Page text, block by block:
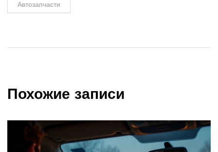
Автозапчасти
Похожие записи